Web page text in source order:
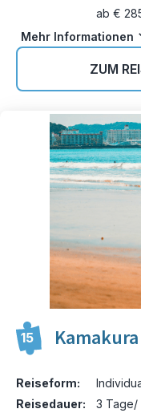
ab €
Mehr Informationen
ZUM
15
Reiseform:
Reisedauer:
3 Tage/